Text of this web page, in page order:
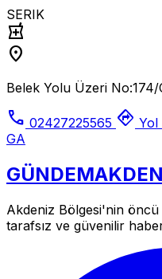
SERIK
local_pharmacy
location_on
Belek Yolu Üzeri
call 02427225565 directions Yol
GA
GÜNDEM
Akdeniz Bölgesi'nin
tarafsız ve güvenilir